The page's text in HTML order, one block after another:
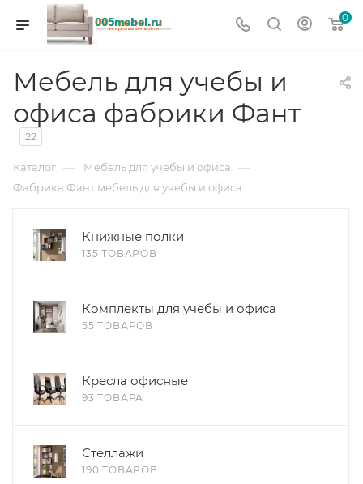
0
Мебель для учебы и
офиса фабрики Фант
22
Каталог — Мебель для учебы и офиса —
Фабрика Фант мебель для учебы и офиса
Книжные полки
135 ТОВАРОВ
Комплекты для учебы и офиса
55 ТОВАРОВ
Кресла офисные
93 ТОВАРА
Стеллажи
190 ТОВАРОВ